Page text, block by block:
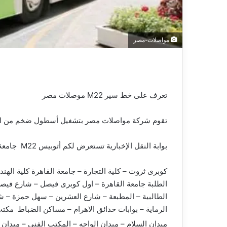
ن
ي
مواصلات-مصر
تعرف على خط سير M22 موصلات مصر
تقوم شركة مواصلات مصر بتشغيل أسطول ضخم من
بوابة النقل الإخبارية تستعرض لكم أتوبيس M22 جامعة القاهرة بالجيزة إلى 6 أكتوبر .
كوبرى ثروت – كلية التجارة – جامعة القاهرة كلية
الطلبة جامعة القاهرة – اول كوبرى فيصل – شارع
الطالبية – المطبعة – شارع العشرين – سهل حمزة –
الرماية – بوابات حدائق الاهرام – مساكن الضباط
ميدان السلام – ميدان الواحه – المكتب الفنى – ميدان بيتا – 266 عماره – مول